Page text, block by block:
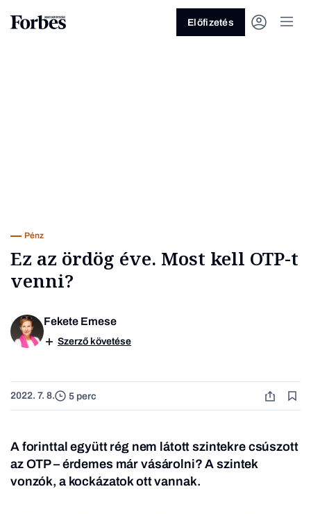
Előfizetés
Pénz
Ez az ördög éve. Most kell OTP-t
venni?
Fekete Emese
Szerző követése
2022. 7. 8. 5 perc
A forinttal együtt rég nem látott szintekre csúszott
az OTP – érdemes már vásárolni? A szintek
vonzók, a kockázatok ott vannak.